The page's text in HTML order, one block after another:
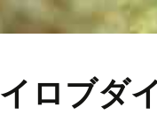
イロブダ